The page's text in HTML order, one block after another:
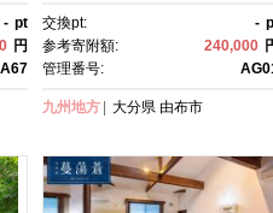
- pt
円
光 旅行 ホテル 旅館 クーポ
ン チケット トラベルクーポ
ン トラベル ゆふいん 人気
交換pt: -
参考寄附額:
240,000
管理番号:
九州地方 大分県 由布市